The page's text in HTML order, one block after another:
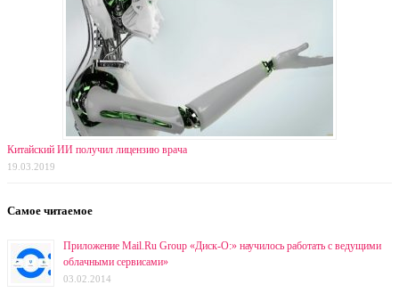
Китайский ИИ получил лицензию врача
19.03.2019
Самое читаемое
Приложение Mail.Ru Group «Диск-О:» научилось работать с ведущими
облачными сервисами»
03.02.2014